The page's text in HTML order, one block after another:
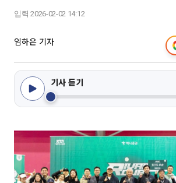
입력 2026-02-02 14:12
임하은 기자
기사 듣기